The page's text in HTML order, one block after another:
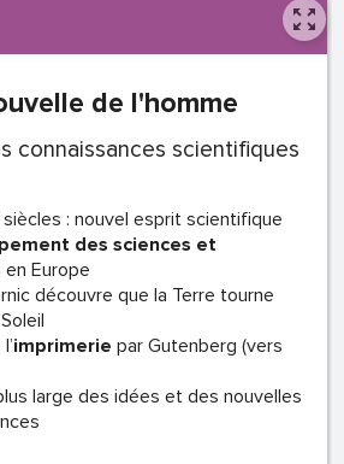
de l'homme
connaissances scientifiques
siècles : nouvel esprit scientifique
des sciences et
en Europe
découvre que la Terre tourne
imprimerie par Gutenberg (vers
large des idées et des nouvelles